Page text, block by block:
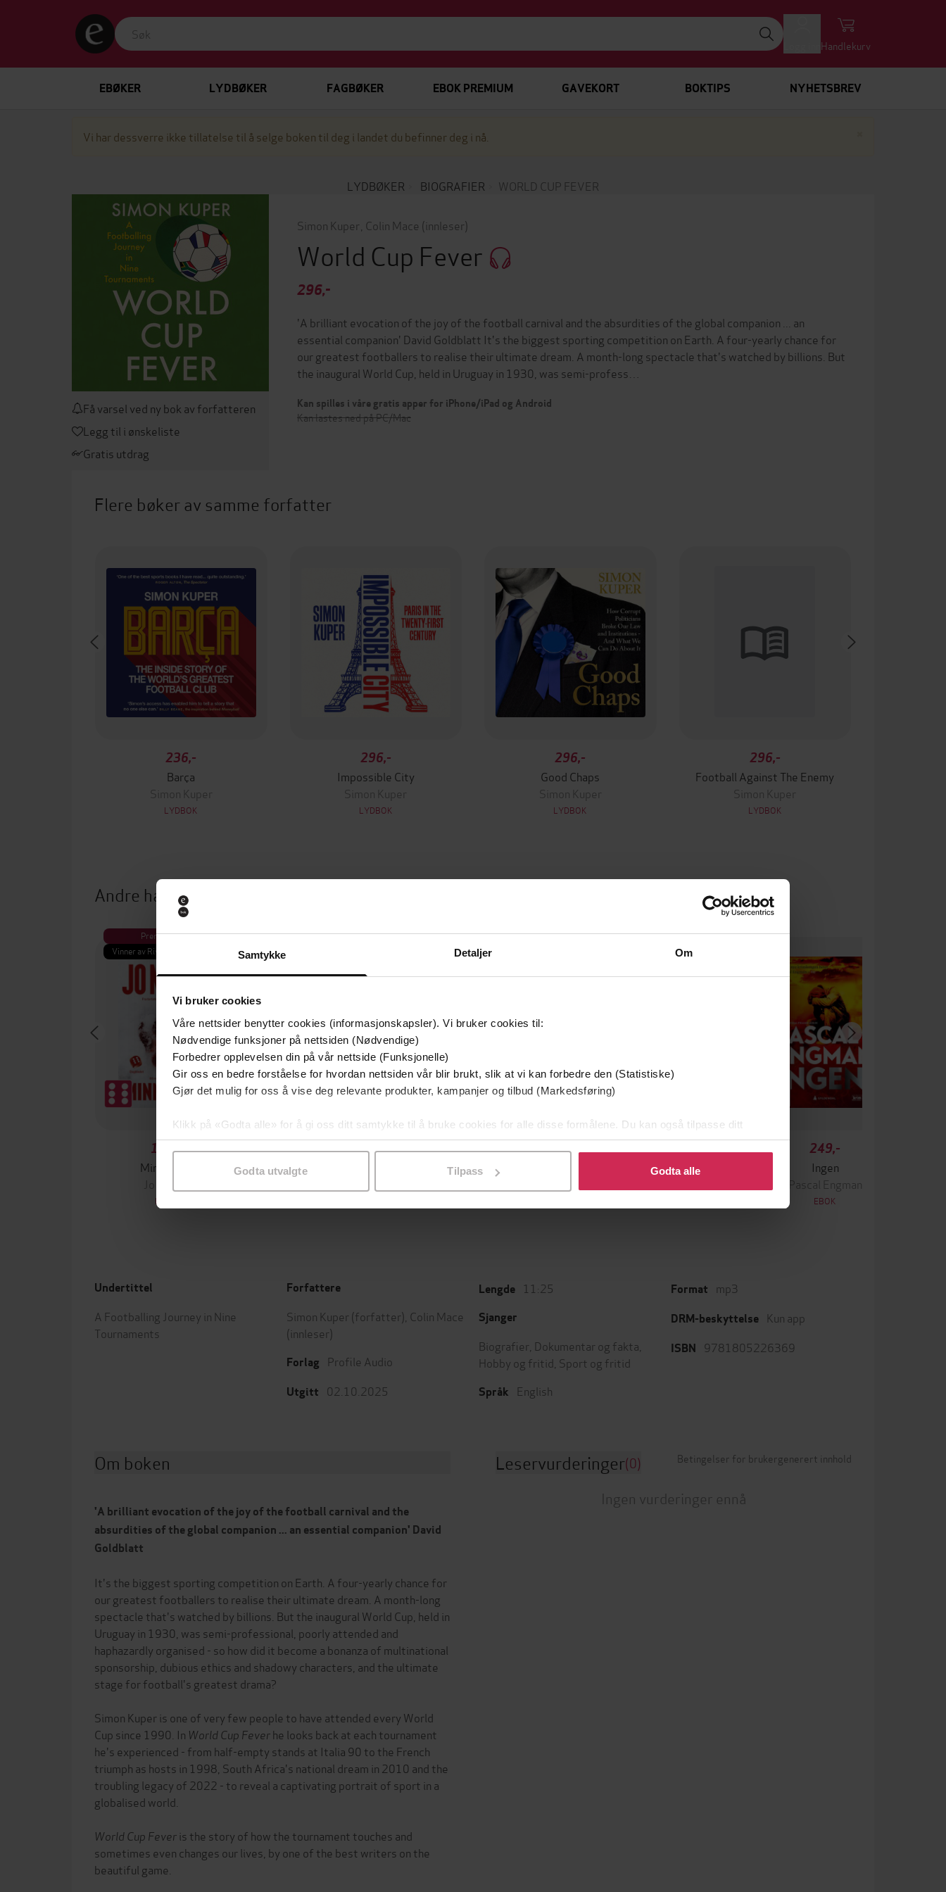
Samtykke Detaljer Om
Vi bruker cookies
Våre nettsider benytter cookies (informasjonskapsler). Vi bruker cookies til:
Nødvendige funksjoner på nettsiden (Nødvendige)
Forbedrer opplevelsen din på vår nettside (Funksjonelle)
Gir oss en bedre forståelse for hvordan nettsiden vår blir brukt, slik at vi kan forbedre den (Statistiske)
Gjør det mulig for oss å vise deg relevante produkter, kampanjer og tilbud (Markedsføring)
Klikk på «Godta alle» for å gi oss ditt samtykke til å bruke cookies for alle disse formålene. Du kan også tilpasse ditt
samtykke til spesifikke formål ved å klikke på «Tilpass». Du kan når som helst trekke tilbake eller endre ditt samtykke.
Godta utvalgte Tilpass Godta alle
Handlekurv
EBØKER LYDBØKER FAGBØKER EBOK PREMIUM GAVEKORT BOKTIPS NYHETSBREV
Vi har dessverre ikke tillatelse til å selge boken til deg i landet du befinner deg i nå.
LYDBØKER BIOGRAFIER WORLD CUP FEVER
Få varsel ved ny bok av forfatteren
Legg til i ønskeliste
Gratis utdrag
Simon Kuper Colin Mace (innleser)
World Cup Fever
296,-
'A brilliant evocation of the joy of the football carnival and the absurdities of the global companion ... an
essential companion' David Goldblatt It's the biggest sporting competition on Earth. A four-yearly chance for
our greatest footballers to realise their ultimate dream. A month-long spectacle that's watched by billions. But
the inaugural World Cup, held in Uruguay in 1930, was semi-profess…
Kan spilles i våre gratis apper for iPhone/iPad og Android
Kan lastes ned på PC/Mac
Flere bøker av samme forfatter
236,-
Barça
Simon Kuper
LYDBOK
296,-
Impossible City
Simon Kuper
LYDBOK
296,-
Good Chaps
Simon Kuper
LYDBOK
296,-
Football Against The Enemy
Simon Kuper
LYDBOK
Andre har også kjøpt
Premium
Vinner av Rivertonprisen
199,-
Minnesota
EBOK
Premium
Første gang på tilbud
349,-
Premium
149,-
En lykkelig familie
349,-
Krigen
249,-
Ingen
Pascal Engman
EBOK
Undertittel
A Footballing Journey in Nine
Tournaments
Forfattere
Simon Kuper (forfatter), Colin Mace
(innleser)
Forlag Profile Audio
Utgitt 02.10.2025
Lengde 11:25
Sjanger
Biografier Dokumentar og fakta
Hobby og fritid Sport og fritid
Språk English
Format mp3
DRM-beskyttelse Kun app
ISBN 9781805226369
Om boken
'A brilliant evocation of the joy of the football carnival and the
absurdities of the global companion ... an essential companion' David
Goldblatt
It's the biggest sporting competition on Earth. A four-yearly chance for
our greatest footballers to realise their ultimate dream. A month-long
spectacle that's watched by billions. But the inaugural World Cup, held in
Uruguay in 1930, was semi-professional, poorly attended and
haphazardly organised - so how did it become a bonanza of multinational
sponsorship, dubious ethics and shadowy characters, and the ultimate
stage for football's greatest drama?
Simon Kuper is one of very few people to have attended every World
Cup since 1990. In World Cup Feverhe looks back at each tournament
he's experienced - from half-empty stands at Italia 90 to the French
triumph as hosts in 1998, South Africa's national dream in 2010 and the
troubling legacy of 2022 - to reveal a captivating portrait of sport in a
globalised world.
World Cup Feveris the story of how the tournament touches and
sometimes even changes our lives, by one of the best writers on the
Leservurderinger(0) Betingelser for brukergenerert innhold
Ingen vurderinger ennå